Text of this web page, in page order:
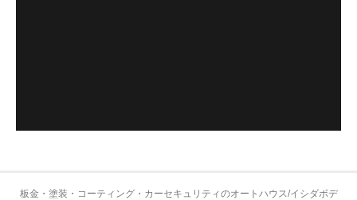
板金・塗装・コーティング・カーセキュリティのオートハウス/イシダボデ